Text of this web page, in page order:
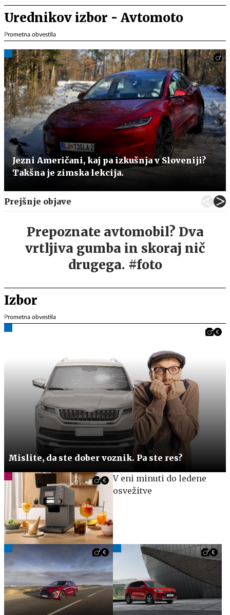
Urednikov izbor - Avtomoto
Prometna obvestila
Jezni Američani, kaj pa izkušnja v Sloveniji?
Takšna je zimska lekcija.
Prejšnje objave
Prepoznate avtomobil? Dva
vrtljiva gumba in skoraj nič
drugega. #foto
Izbor
Prometna obvestila
Mislite, da ste dober voznik. Pa ste res?
V eni minuti do ledene
osvežitve